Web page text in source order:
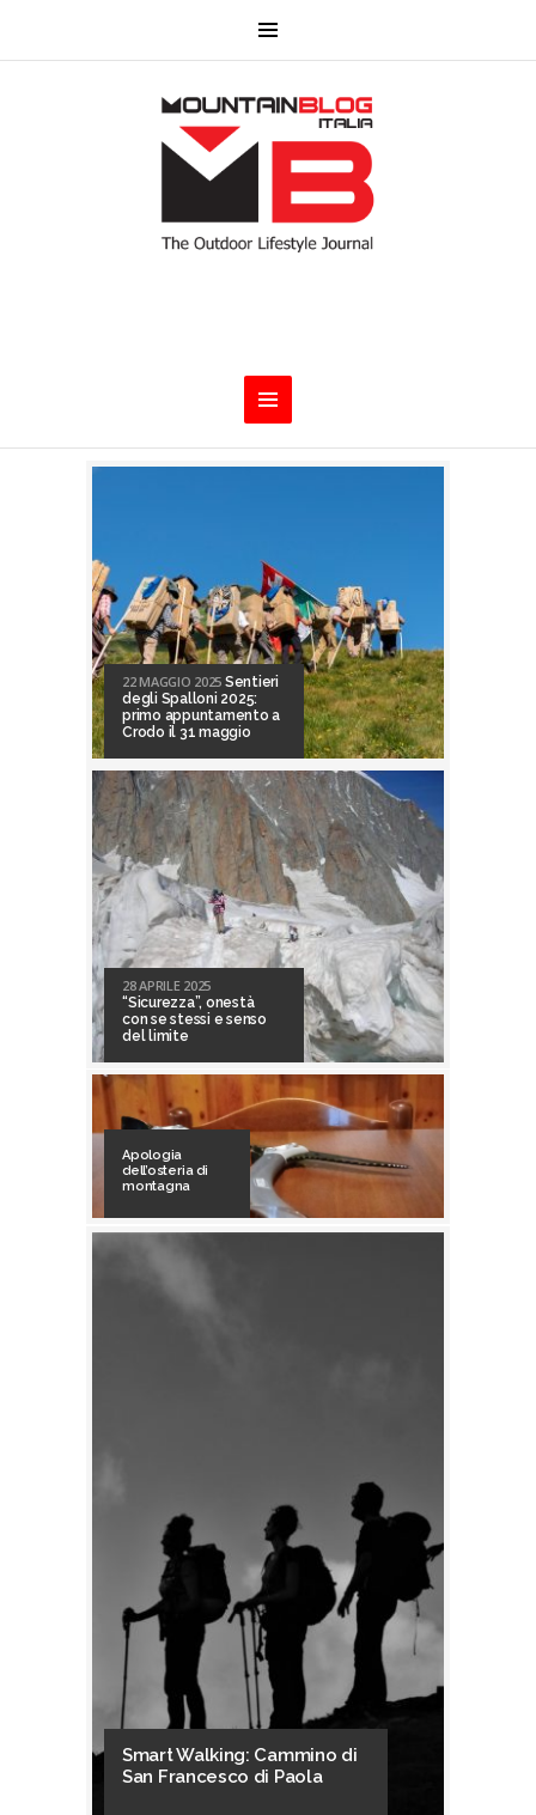
22 MAGGIO 2025 Sentieri
degli Spalloni 2025:
primo appuntamento a
Crodo il 31 maggio
28 APRILE 2025
“Sicurezza”, onestà
con se stessi e senso
del limite
Apologia
dell’osteria di
montagna
Smart Walking: Cammino di
San Francesco di Paola